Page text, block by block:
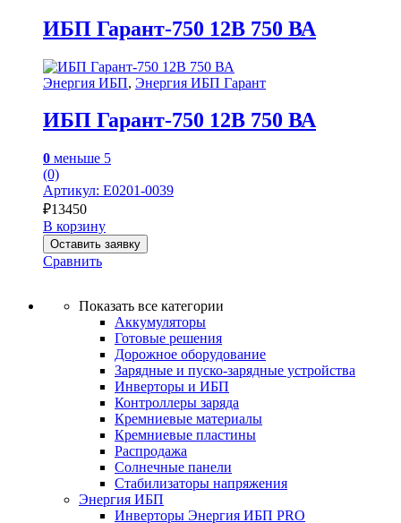
ИБП Гарант-750 12В 750 ВА
Энергия ИБП, Энергия ИБП Гарант
ИБП Гарант-750 12В 750 ВА
0 меньше 5
(0)
Артикул: Е0201-0039
₽13450
В корзину
Оставить заявку
Сравнить
Показать все категории
Аккумуляторы
Готовые решения
Дорожное оборудование
Зарядные и пуско-зарядные устройства
Инверторы и ИБП
Контроллеры заряда
Кремниевые материалы
Кремниевые пластины
Распродажа
Солнечные панели
Стабилизаторы напряжения
Энергия ИБП
Инверторы Энергия ИБП PRO